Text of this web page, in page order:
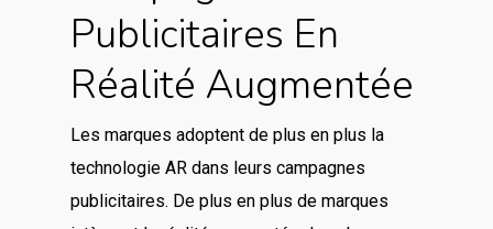
Publicitaires En
Réalité Augmentée
Les marques adoptent de plus en plus la
technologie AR dans leurs campagnes
publicitaires. De plus en plus de marques